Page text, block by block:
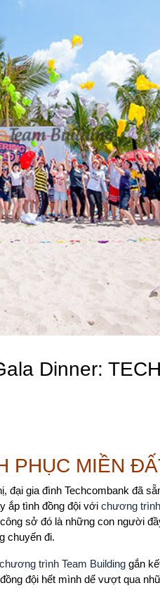
Dinner:
PHỤC MIỀN
đại gia đình Techcombank đã
ắp tình đồng đội với chương
sở đó là những con người
chuyến đi.
chương trình Team Building gắn
đội hết mình dể vượt qua